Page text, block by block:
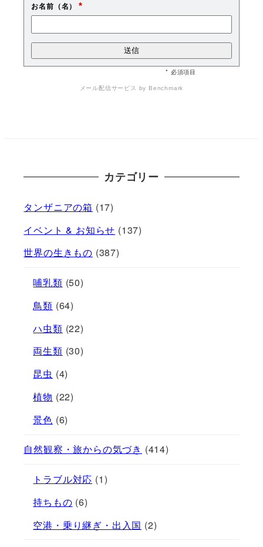
お名前（名） *
* 必須項目
メール配信サービス by Benchmark
カテゴリー
タンザニアの箱 (17)
イベント & お知らせ (137)
世界の生きもの (387)
哺乳類 (50)
鳥類 (64)
ハ虫類 (22)
両生類 (30)
昆虫 (4)
植物 (22)
景色 (6)
自然観察・旅からの気づき (414)
トラブル対応 (1)
持ちもの (6)
空港・乗り継ぎ・出入国 (2)